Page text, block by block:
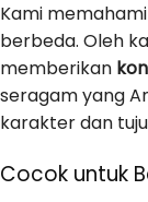
Kami
berbeda. Oleh
memberikan
seragam yang
karakter dan
Cocok untuk